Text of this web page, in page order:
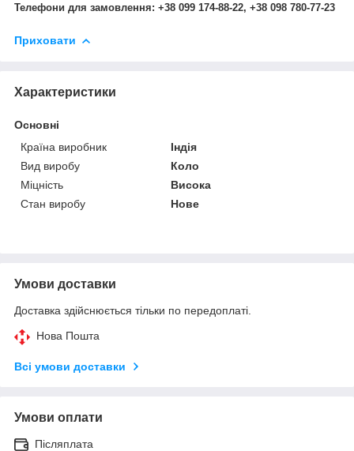
Телефони для замовлення: +38 099 174-88-22, +38 098 780-77-23
Приховати
Характеристики
Основні
Країна виробник
Індія
Вид виробу
Коло
Міцність
Висока
Стан виробу
Нове
Умови доставки
Доставка здійснюється тільки по передоплаті.
Нова Пошта
Всі умови доставки
Умови оплати
Післяплата